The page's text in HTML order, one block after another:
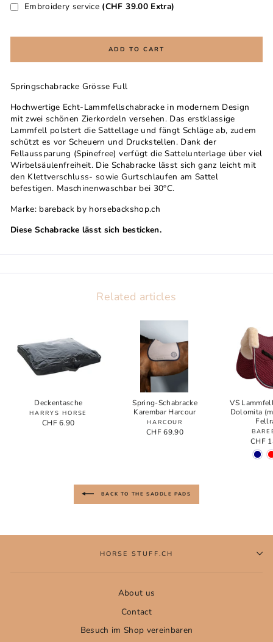
Embroidery service (CHF 39.00 Extra)
ADD TO CART
Springschabracke Grösse Full
Hochwertige Echt-Lammfellschabracke in modernem Design
mit zwei schönen Zierkordeln versehen. Das erstklassige
Lammfell polstert die Sattellage und fängt Schläge ab, zudem
schützt es vor Scheuern und Druckstellen. Dank der
Fellaussparung (Spinefree) verfügt die Sattelunterlage über viel
Wirbelsäulenfreiheit. Die Schabracke lässt sich ganz leicht mit
den Klettverschluss- sowie Gurtschlaufen am Sattel
befestigen. Maschinenwaschbar bei 30°C.
Marke: bareback by horsebackshop.ch
Diese Schabracke lässt sich besticken.
Related articles
Deckentasche
HARRYS HORSE
CHF 6.90
Spring-Schabracke
Karembar Harcour
HARCOUR
CHF 69.90
VS
Dolomita
CHF
BACK TO THE SADDLE PADS
HORSE STUFF.CH
About us
Contact
Besuch im Shop vereinbaren